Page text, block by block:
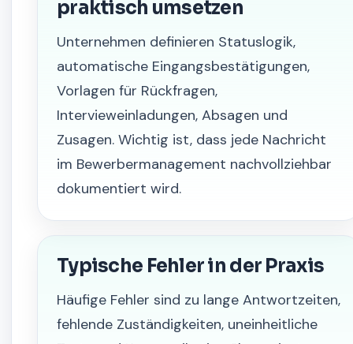
praktisch umsetzen
Unternehmen definieren Statuslogik,
automatische Eingangsbestätigungen,
Vorlagen für Rückfragen,
Intervieweinladungen, Absagen und
Zusagen. Wichtig ist, dass jede Nachricht
im Bewerbermanagement nachvollziehbar
dokumentiert wird.
Typische Fehler in der Praxis
Häufige Fehler sind zu lange Antwortzeiten,
fehlende Zuständigkeiten, uneinheitliche